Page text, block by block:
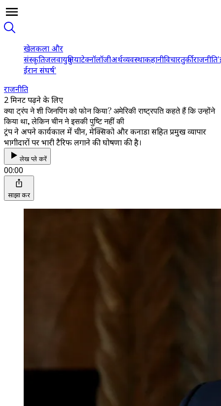
खेलकला और
संस्कृतिजलवायुदुनियाटेक्नॉलॉजीअर्थव्यवस्थाकहानीविचारतुर्कीराजनीति
ईरान संघर्ष'
राजनीति
2 मिनट पढ़ने के लिए
क्या ट्रंप ने शी जिनपिंग को फोन किया? अमेरिकी राष्ट्रपति कहते हैं कि उन्होंने
किया था, लेकिन चीन ने इसकी पुष्टि नहीं की
ट्रंप ने अपने कार्यकाल में चीन, मेक्सिको और कनाडा सहित प्रमुख व्यापार
भागीदारों पर भारी टैरिफ लगाने की घोषणा की है।
लेख प्ले करें
00:00
साझा करें